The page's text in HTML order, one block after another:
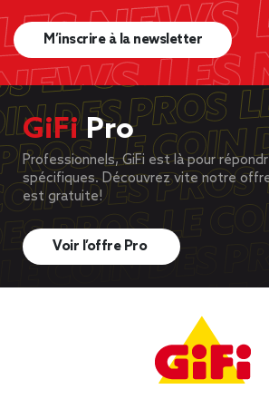
M’inscrire à la newsletter
GiFiPro
Professionnels, GiFi est là pour
spécifiques. Découvrez vite notre
est gratuite!
Voir l’offre Pro